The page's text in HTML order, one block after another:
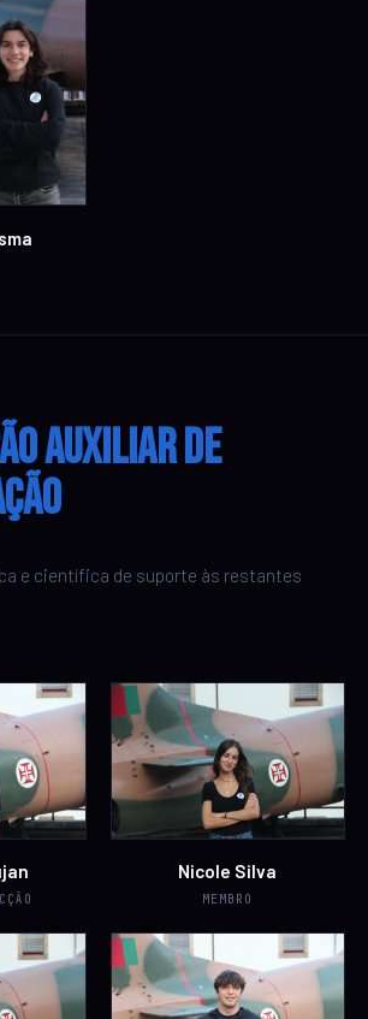
Auxiliar de
e científica de suporte às restantes
Nicole Silva
MEMBRO